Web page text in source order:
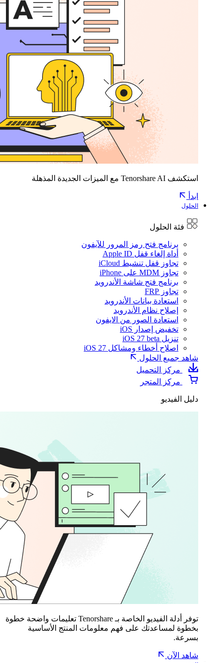
استكشف Tenorshare AI مع الميزات الجديدة المذهلة
ابدأ
الحلول
فئة الحلول
برنامج فتح رمز المرور للآيفون
أداة إلغاء قفل Apple ID
تجاوز قفل تنشيط iCloud
تجاوز MDM على iPhone
برنامج فتح شاشة الأندرويد
تجاوز FRP
استعادة بيانات الأندرويد
إصلاح نظام الأندرويد
استعادة الصور من الايفون
تخفيض إصدار iOS
تنزيل iOS 27 beta
اصلاح أخطاء ومشاكل iOS 27
شاهد جميع الحلول
مركز التحميل
مركز المتجر
دليل الفيديو
توفر أدلة الفيديو الخاصة بـ Tenorshare تعليمات واضحة خطوة
بخطوة لمساعدتك على فهم معلومات المنتج الأساسية
بسرعة.
شاهد الآن